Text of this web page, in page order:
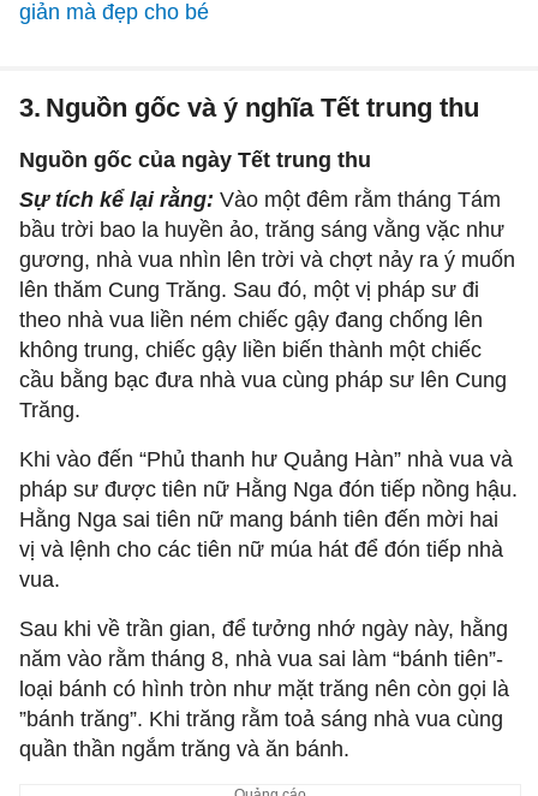
giản mà đẹp cho bé
Nguồn gốc và ý nghĩa Tết trung thu
3.
Nguồn gốc của ngày Tết trung thu
Sự tích kể lại rằng: Vào một đêm rằm tháng Tám
bầu trời bao la huyền ảo, trăng sáng vằng vặc như
gương, nhà vua nhìn lên trời và chợt nảy ra ý muốn
lên thăm Cung Trăng. Sau đó, một vị pháp sư đi
theo nhà vua liền ném chiếc gậy đang chống lên
không trung, chiếc gậy liền biến thành một chiếc
cầu bằng bạc đưa nhà vua cùng pháp sư lên Cung
Trăng.
Khi vào đến “Phủ thanh hư Quảng Hàn” nhà vua và
pháp sư được tiên nữ Hằng Nga đón tiếp nồng hậu.
Hằng Nga sai tiên nữ mang bánh tiên đến mời hai
vị và lệnh cho các tiên nữ múa hát để đón tiếp nhà
vua.
Sau khi về trần gian, để tưởng nhớ ngày này, hằng
năm vào rằm tháng 8, nhà vua sai làm “bánh tiên”-
loại bánh có hình tròn như mặt trăng nên còn gọi là
”bánh trăng”. Khi trăng rằm toả sáng nhà vua cùng
quần thần ngắm trăng và ăn bánh.